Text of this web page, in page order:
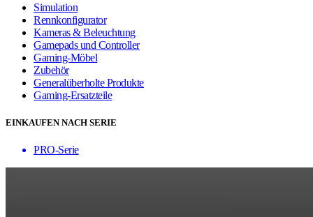
Simulation
Rennkonfigurator
Kameras & Beleuchtung
Gamepads und Controller
Gaming-Möbel
Zubehör
Generalüberholte Produkte
Gaming-Ersatzteile
EINKAUFEN NACH SERIE
PRO-Serie